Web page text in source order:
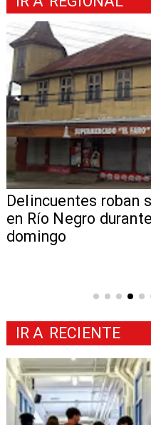
Delincuentes roban
en Río Negro
domingo
IR A RECIENTE